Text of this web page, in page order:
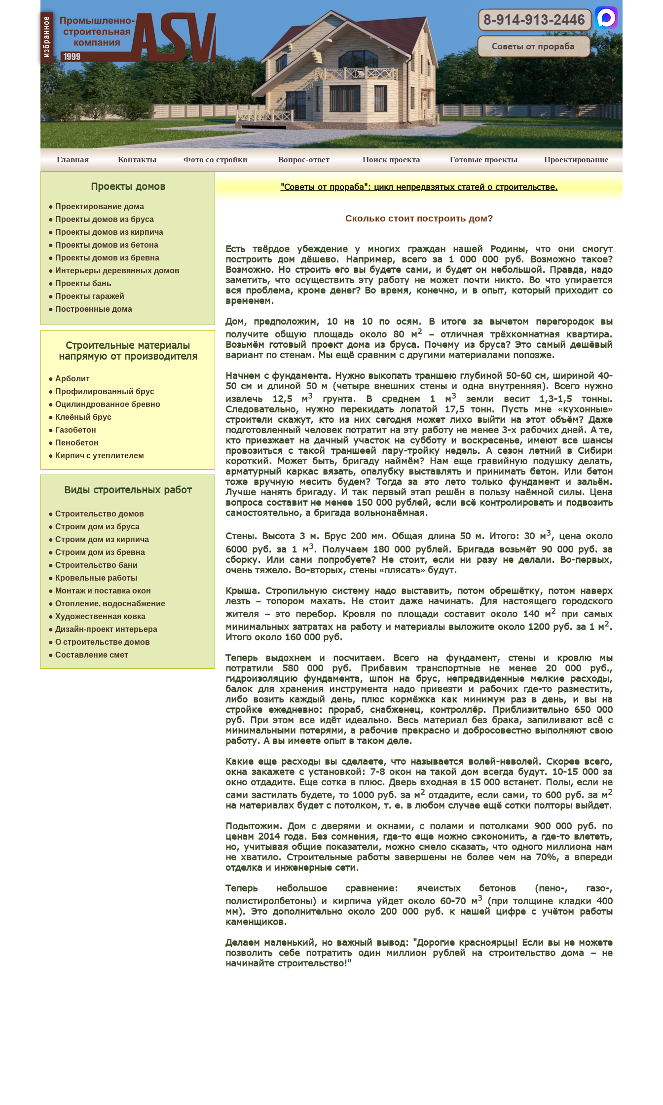
Проектирование
Главная Фото со стройки
Контакты Вопрос-ответ Поиск проекта Готовые проекты
Виды строительных работ
● Строительство домов
● Строим дом из бруса
● Строим дом из кирпича
● Строим дом из бревна
● Строительство бани
● Кровельные работы
● Монтаж и поставка окон
● Отопление, водоснабжение
● Художественная ковка
● Дизайн-проект интерьера
● О строительстве домов
● Составление смет
Проекты домов
● Проектирование дома
● Проекты домов из бруса
● Проекты домов из кирпича
● Проекты домов из бетона
● Проекты домов из бревна
● Интерьеры деревянных домов
● Проекты бань
● Проекты гаражей
● Построенные дома
Строительные материалы
напрямую от производителя
● Арболит
● Профилированный брус
● Оцилиндрованное бревно
● Клеёный брус
● Газобетон
● Пенобетон
● Кирпич с утеплителем
"Советы от прораба": цикл непредвзятых статей о строительстве.
Сколько стоит построить дом?
Есть твёрдое убеждение у многих граждан нашей Родины, что они смогут
построить дом дёшево. Например, всего за 1 000 000 руб. Возможно такое?
Возможно. Но строить его вы будете сами, и будет он небольшой. Правда, надо
заметить, что осуществить эту работу не может почти никто. Во что упирается
вся проблема, кроме денег? Во время, конечно, и в опыт, который приходит со
временем.
Дом, предположим, 10 на 10 по осям. В итоге за вычетом перегородок вы
получите общую площадь около 80 м2– отличная трёхкомнатная квартира.
Возьмём готовый проект дома из бруса. Почему из бруса? Это самый дешёвый
вариант по стенам. Мы ещё сравним с другими материалами попозже.
Начнем с фундамента. Нужно выкопать траншею глубиной 50-60 см, шириной 40-
50 см и длиной 50 м (четыре внешних стены и одна внутренняя). Всего нужно
извлечь 12,5 м3 грунта. В среднем 1 м3
земли весит 1,3-1,5 тонны.
Следовательно, нужно перекидать лопатой 17,5 тонн. Пусть мне «кухонные»
строители скажут, кто из них сегодня может лихо выйти на этот объём? Даже
подготовленный человек потратит на эту работу не менее 3-х рабочих дней. А те,
кто приезжает на дачный участок на субботу и воскресенье, имеют все шансы
провозиться с такой траншеей пару-тройку недель. А сезон летний в Сибири
короткий. Может быть, бригаду наймём? Нам еще гравийную подушку делать,
арматурный каркас вязать, опалубку выставлять и принимать бетон. Или бетон
тоже вручную месить будем? Тогда за это лето только фундамент и зальём.
Лучше нанять бригаду. И так первый этап решён в пользу наёмной силы. Цена
вопроса составит не менее 150 000 рублей, если всё контролировать и подвозить
самостоятельно, а бригада вольнонаёмная.
Стены. Высота 3 м. Брус 200 мм. Общая длина 50 м. Итого: 30 м3, цена около
6000 руб. за 1 м3. Получаем 180 000 рублей. Бригада возьмёт 90 000 руб. за
сборку. Или сами попробуете? Не стоит, если ни разу не делали. Во-первых,
очень тяжело. Во-вторых, стены «плясать» будут.
Крыша. Стропильную систему надо выставить, потом обрешётку, потом наверх
лезть – топором махать. Не стоит даже начинать. Для настоящего городского
жителя – это перебор. Кровля по площади составит около 140 м2при самых
минимальных затратах на работу и материалы выложите около 1200 руб. за 1 м2.
Итого около 160 000 руб.
Теперь выдохнем и посчитаем. Всего на фундамент, стены и кровлю мы
потратили 580 000 руб. Прибавим транспортные не менее 20 000 руб.,
гидроизоляцию фундамента, шпон на брус, непредвиденные мелкие расходы,
балок для хранения инструмента надо привезти и рабочих где-то разместить,
либо возить каждый день, плюс кормёжка как минимум раз в день, и вы на
стройке ежедневно: прораб, снабженец, контроллёр. Приблизительно 650 000
руб. При этом все идёт идеально. Весь материал без брака, запиливают всё с
минимальными потерями, а рабочие прекрасно и добросовестно выполняют свою
работу. А вы имеете опыт в таком деле.
Какие еще расходы вы сделаете, что называется волей-неволей. Скорее всего,
окна закажете с установкой: 7-8 оконна такой дом всегда будут. 10-15 000 за
окно отдадите. Еще сотка в плюс. Дверь входная в 15 000 встанет. Полы, если не
сами застилать будете, то 1000 руб. за м2отдадите, если сами, то 600 руб. за м2
на материалах будет с потолком, т. е. в любом случае ещё сотки полторы выйдет.
Подытожим.Дом с дверями и окнами, с полами и потолками 900 000 руб. по
ценам 2014 года. Без сомнения, где-то еще можно сэкономить, а где-то влететь,
но, учитывая общие показатели, можно смело сказать, что одного миллиона нам
не хватило. Строительные работы завершены не более чем на 70%, а впереди
отделка и инженерные сети.
Теперь небольшое сравнение: ячеистых бетонов (пено-, газо-,
полистиролбетоны) и кирпича уйдет около 60-70 м3
(при толщине кладки 400
мм). Это дополнительно около 200 000 руб. к нашей цифре с учётом работы
каменщиков.
Делаем маленький, но важный вывод: "Дорогие красноярцы! Если вы не можете
позволить себе потратить один миллион рублей на строительство дома – не
начинайте строительство!"